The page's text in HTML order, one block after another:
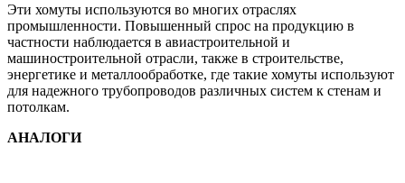
Эти хомуты используются во многих отраслях
промышленности. Повышенный спрос на продукцию в
частности наблюдается в авиастроительной и
машиностроительной отрасли, также в строительстве,
энергетике и металлообработке, где такие хомуты используют
для надежного трубопроводов различных систем к стенам и
потолкам.
АНАЛОГИ